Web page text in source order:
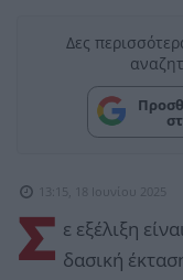
Δες
13:15, 18 Ιουνίου 2025
Σ ε εξέλιξη
δασική